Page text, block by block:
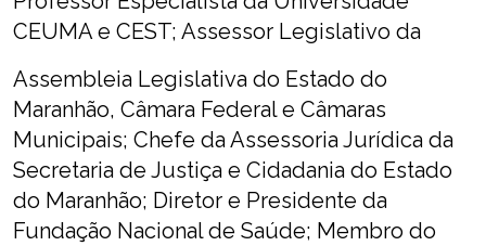
CEUMA e CEST; Assessor Legislativo da
Assembleia Legislativa do Estado do
Maranhão, Câmara Federal e Câmaras
Municipais; Chefe da Assessoria Jurídica da
Secretaria de Justiça e Cidadania do Estado
do Maranhão; Diretor e Presidente da
Fundação Nacional de Saúde; Membro do